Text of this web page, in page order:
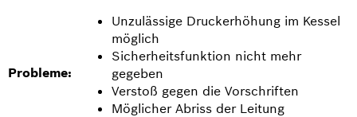
Probleme:
Unzulässige Druckerhöhung im Kessel
möglich
Sicherheitsfunktion nicht mehr
gegeben
Verstoß gegen die Vorschriften
Möglicher Abriss der Leitung